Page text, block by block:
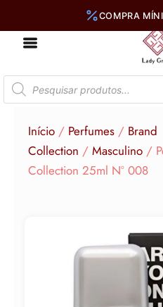
Pesquisar
produtos
Início / Perfumes / Brand
Collection / Masculino /
Collection 25ml N° 008